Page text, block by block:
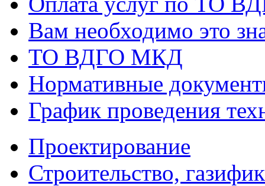
Вам необходимо это
ТО ВДГО МКД
Нормативные
График проведения
Проектирование
Строительство,